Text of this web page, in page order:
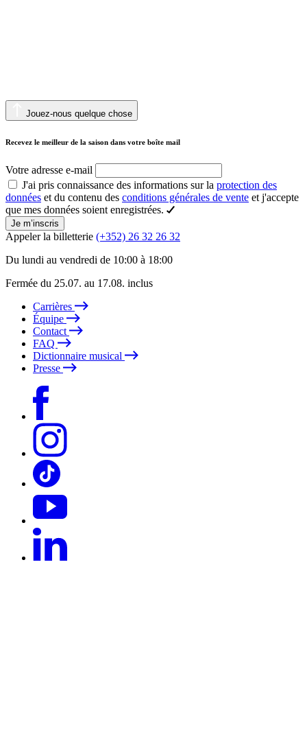
Jouez-nous quelque chose
Recevez le meilleur de la saison dans votre boîte mail
Votre adresse e-mail
J'ai pris connaissance des informations sur la protection des
données et du contenu des conditions générales de vente et j'accepte
que mes données soient enregistrées.
Je m’inscris
Appeler la billetterie (+352) 26 32 26 32
Du lundi au vendredi de 10:00 à 18:00
Fermée du 25.07. au 17.08. inclus
Carrières
Équipe
Contact
FAQ
Dictionnaire musical
Presse